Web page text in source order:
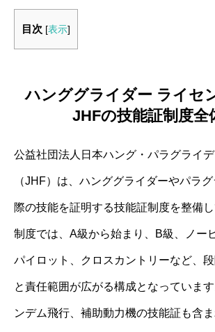
目次 [表示]
ハンググライダー ライセ
JHFの技能証制度全
公益社団法人日本ハング・パラグライ
（JHF）は、ハンググライダーやパラ
際の技能を証明する技能証制度を整備
制度では、A級から始まり、B級、ノー
パイロット、クロスカントリーなど、
と責任範囲が広がる構成となっていま
ンデム飛行、補助動力機の技能証も含